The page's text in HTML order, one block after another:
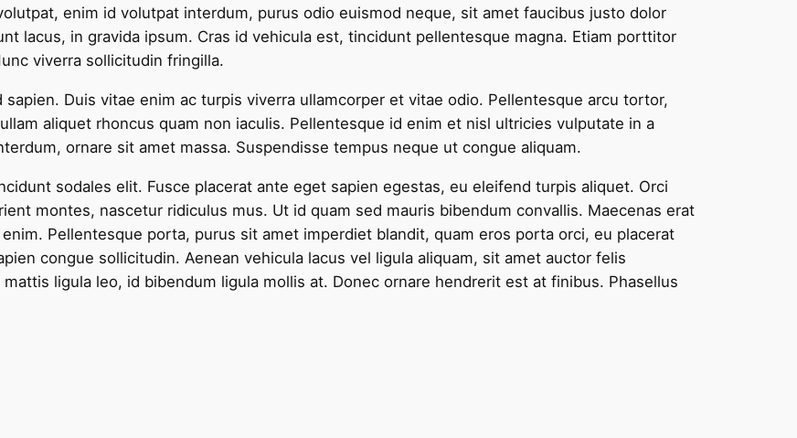
enim id volutpat interdum, purus odio euismod neque, sit amet faucibus justo dolor
lacus, in gravida ipsum. Cras id vehicula est, tincidunt pellentesque magna. Etiam porttitor
viverra sollicitudin fringilla.
Duis vitae enim ac turpis viverra ullamcorper et vitae odio. Pellentesque arcu tortor,
aliquet rhoncus quam non iaculis. Pellentesque id enim et nisl ultricies vulputate in a
ornare sit amet massa. Suspendisse tempus neque ut congue aliquam.
sodales elit. Fusce placerat ante eget sapien egestas, eu eleifend turpis aliquet. Orci
montes, nascetur ridiculus mus. Ut id quam sed mauris bibendum convallis. Maecenas erat
Pellentesque porta, purus sit amet imperdiet blandit, quam eros porta orci, eu placerat
congue sollicitudin. Aenean vehicula lacus vel ligula aliquam, sit amet auctor felis
ligula leo, id bibendum ligula mollis at. Donec ornare hendrerit est at finibus. Phasellus